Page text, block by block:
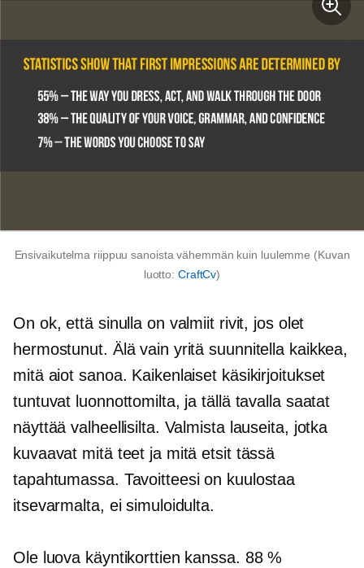
Ensivaikutelma riippuu sanoista vähemmän kuin luulemme (Kuvan
luotto: CraftCv)
On ok, että sinulla on valmiit rivit, jos olet
hermostunut. Älä vain yritä suunnitella kaikkea,
mitä aiot sanoa. Kaikenlaiset käsikirjoitukset
tuntuvat luonnottomilta, ja tällä tavalla saatat
näyttää valheellisilta. Valmista lauseita, jotka
kuvaavat mitä teet ja mitä etsit tässä
tapahtumassa. Tavoitteesi on kuulostaa
itsevarmalta, ei simuloidulta.
Ole luova käyntikorttien kanssa. 88 %